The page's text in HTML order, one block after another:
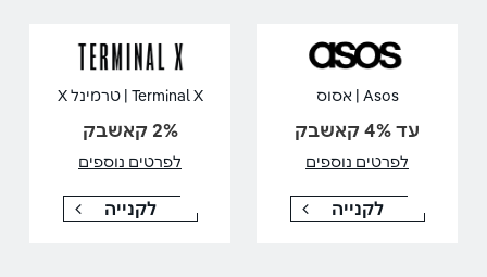
Asos | אסוס
עד 4% קאשבק
לפרטים נוספים
לקנייה
Terminal X | טרמינל X
2% קאשבק
לפרטים נוספים
לקנייה